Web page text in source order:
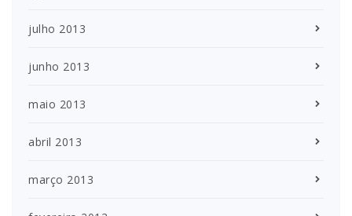
julho 2013
junho 2013
maio 2013
abril 2013
março 2013